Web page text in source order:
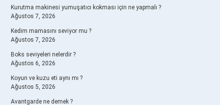
Kurutma makinesi yumuşatıcı kokması için ne yapmalı ?
Ağustos 7, 2026
Kedim mamasını seviyor mu ?
Ağustos 7, 2026
Boks seviyeleri nelerdir ?
Ağustos 6, 2026
Koyun ve kuzu eti aynı mı ?
Ağustos 5, 2026
Avantgarde ne demek ?